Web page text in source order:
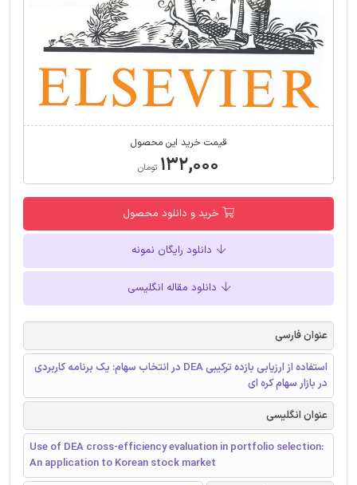
قیمت خرید این محصول
۱۳۲,۰۰۰ تومان
خرید و دانلود محصول
دانلود رایگان نمونه
دانلود مقاله انگلیسی
عنوان فارسی
استفاده از ارزیابی بازده ترکیبی DEA در انتخاب سهام: یک برنامه کاربردی
در بازار سهام کره ‌ای
عنوان انگلیسی
Use of DEA cross-efficiency evaluation in portfolio selection:
An application to Korean stock market